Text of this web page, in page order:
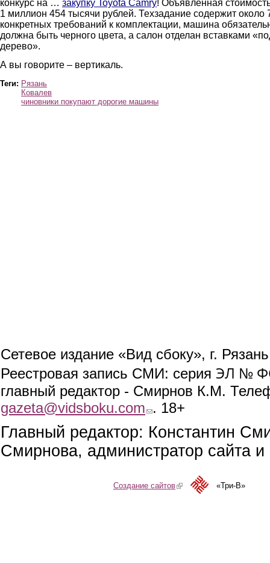
конкурс на … закупку Toyota Camry! Объявленная
1 миллион 454 тысячи рублей. Техзадание содержит около
конкретных требований к комплектации, машина
должна быть черного цвета, а салон отделан вставками
дерево».
А вы говорите – вертикаль.
Теги: Рязань
Ковалев
чиновники покупают дорогие машины
Сетевое издание «Вид сбоку», г.
Реестровая запись СМИ: серия ЭЛ №
главный редактор - Смирнов К.М.
gazeta@vidsboku.com (link sends e-mail)
. 18+
Главный редактор: Константин
Смирнова, администратор сайта
Создание сайтов(link is external)«Три-В»